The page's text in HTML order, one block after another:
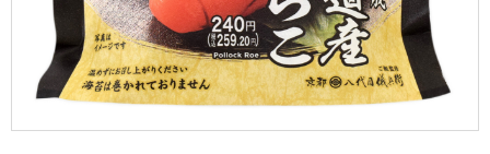
セブンプレミアム
食の安全・安心への取組み
マルチコピー機でできること
マルチコピー機でできることトップ
便利なサービス
ニュースリリース
サステナビリティ